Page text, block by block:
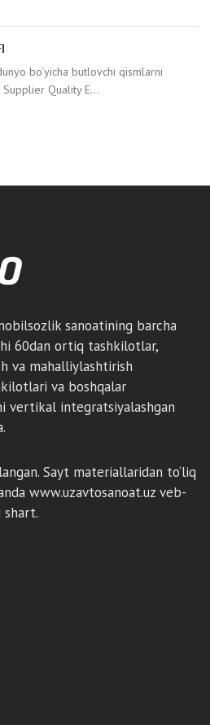
bo‘yicha butlovchi qismlarni
Quality E...
sanoatining barcha
60dan ortiq tashkilotlar,
va mahalliylashtirish
va boshqalar
vertikal integratsiyalashgan
Sayt materiallaridan to‘liq
www.uzavtosanoat.uz veb-
shart.